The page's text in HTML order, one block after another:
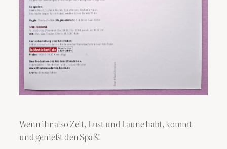
Wenn ihr also Zeit, Lust und Laune habt, kommt
und genießt den Spaß!